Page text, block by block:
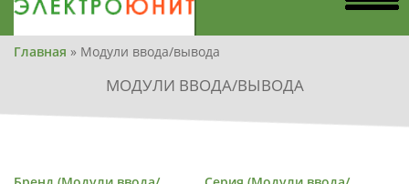
Вы
Главная » Модули ввода/вывода
МОДУЛИ ВВОДА/ВЫВОДА